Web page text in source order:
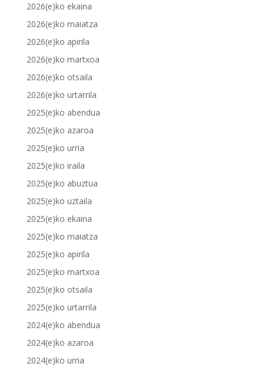
2026(e)ko ekaina
2026(e)ko maiatza
2026(e)ko apirila
2026(e)ko martxoa
2026(e)ko otsaila
2026(e)ko urtarrila
2025(e)ko abendua
2025(e)ko azaroa
2025(e)ko urria
2025(e)ko iraila
2025(e)ko abuztua
2025(e)ko uztaila
2025(e)ko ekaina
2025(e)ko maiatza
2025(e)ko apirila
2025(e)ko martxoa
2025(e)ko otsaila
2025(e)ko urtarrila
2024(e)ko abendua
2024(e)ko azaroa
2024(e)ko urria